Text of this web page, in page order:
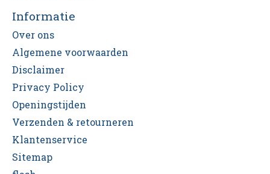
Informatie
Over ons
Algemene voorwaarden
Disclaimer
Privacy Policy
Openingstijden
Verzenden & retourneren
Klantenservice
Sitemap